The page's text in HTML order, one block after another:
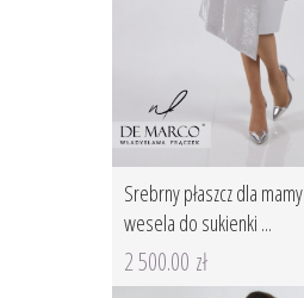
Srebrny płaszcz dla mamy
wesela do sukienki ...
2 500.00 zł